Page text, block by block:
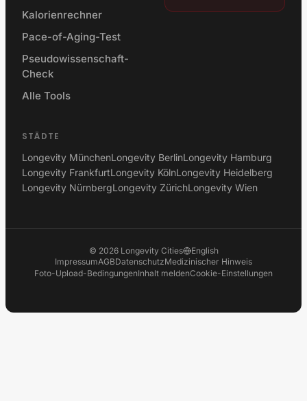
Kalorienrechner
Pace-of-Aging-Test
Pseudowissenschaft-
Check
Alle Tools
STÄDTE
Longevity MünchenLongevity BerlinLongevity Hamburg
Longevity FrankfurtLongevity KölnLongevity Heidelberg
Longevity NürnbergLongevity ZürichLongevity Wien
© 2026 Longevity Cities
English
ImpressumAGBDatenschutzMedizinischer Hinweis
Foto-Upload-BedingungenInhalt meldenCookie-Einstellungen